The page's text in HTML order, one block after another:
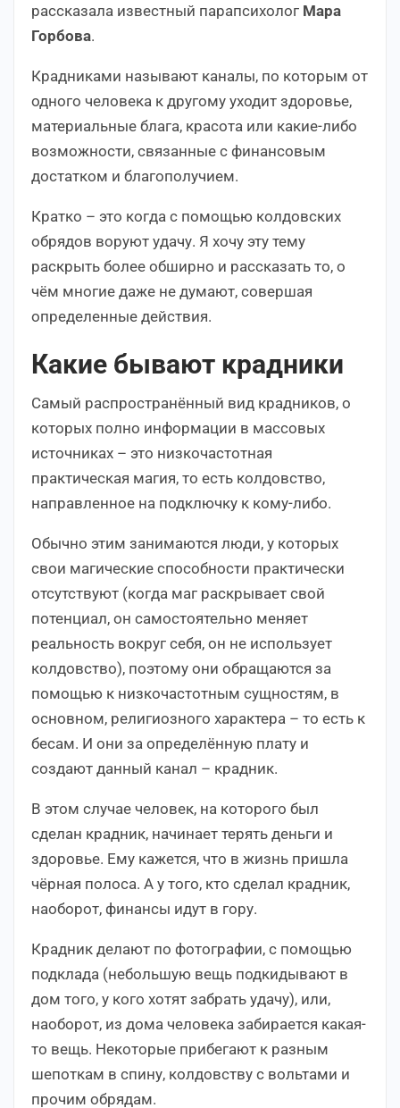
рассказала известный парапсихолог Мара
Горбова.
Крадниками называют каналы, по которым от
одного человека к другому уходит здоровье,
материальные блага, красота или какие-либо
возможности, связанные с финансовым
достатком и благополучием.
Кратко – это когда с помощью колдовских
обрядов воруют удачу. Я хочу эту тему
раскрыть более обширно и рассказать то, о
чём многие даже не думают, совершая
определенные действия.
Какие бывают крадники
Самый распространённый вид крадников, о
которых полно информации в массовых
источниках – это низкочастотная
практическая магия, то есть колдовство,
направленное на подключку к кому-либо.
Обычно этим занимаются люди, у которых
свои магические способности практически
отсутствуют (когда маг раскрывает свой
потенциал, он самостоятельно меняет
реальность вокруг себя, он не использует
колдовство), поэтому они обращаются за
помощью к низкочастотным сущностям, в
основном, религиозного характера – то есть к
бесам. И они за определённую плату и
создают данный канал – крадник.
В этом случае человек, на которого был
сделан крадник, начинает терять деньги и
здоровье. Ему кажется, что в жизнь пришла
чёрная полоса. А у того, кто сделал крадник,
наоборот, финансы идут в гору.
Крадник делают по фотографии, с помощью
подклада (небольшую вещь подкидывают в
дом того, у кого хотят забрать удачу), или,
наоборот, из дома человека забирается какая-
то вещь. Некоторые прибегают к разным
шепоткам в спину, колдовству с вольтами и
прочим обрядам.